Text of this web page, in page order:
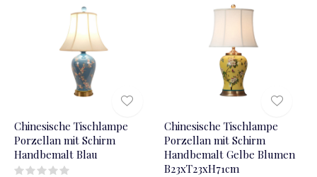
Chinesische Tischlampe
Porzellan mit Schirm
Handbemalt Blau
Chinesische Tischlampe
Porzellan mit Schirm
Handbemalt Gelbe Blumen
B23xT23xH71cm